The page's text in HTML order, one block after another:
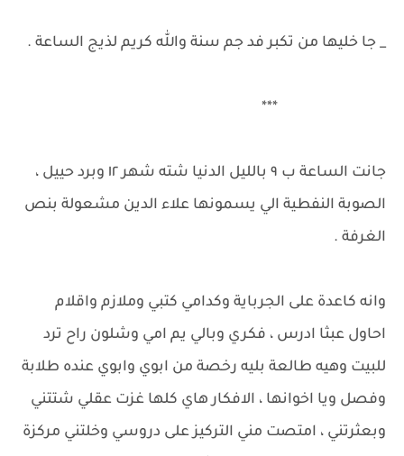
_ جا خليها من تكبر فد جم سنة والله كريم لذيج الساعة .
***
جانت الساعة ب ٩ بالليل الدنيا شته شهر ١٢ وبرد حييل ،
الصوبة النفطية الي يسمونها علاء الدين مشعولة بنص
الغرفة .
وانه كاعدة على الجرباية وكدامي كتبي وملازم واقلام
احاول عبثا ادرس ، فكري وبالي يم امي وشلون راح ترد
للبيت وهيه طالعة بليه رخصة من ابوي وابوي عنده طلابة
وفصل ويا اخوانها ، الافكار هاي كلها غزت عقلي شتتني
وبعثرتني ، امتصت مني التركيز على دروسي وخلتني مركزة